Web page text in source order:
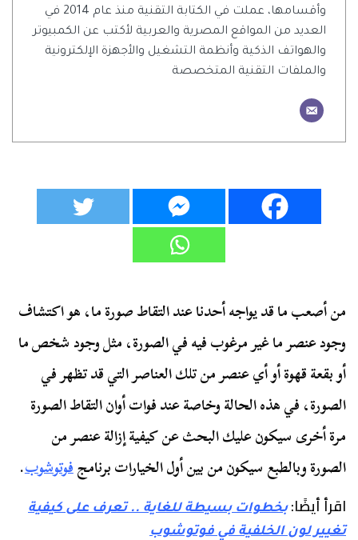
وأقسامها، عملت في الكتابة التقنية منذ عام 2014 في
العديد من المواقع المصرية والعربية لأكتب عن الكمبيوتر
والهواتف الذكية وأنظمة التشغيل والأجهزة الإلكترونية
والملفات التقنية المتخصصة
من أصعب ما قد يواجه أحدنا عند التقاط صورة ما، هو اكتشاف
وجود عنصر ما غير مرغوب فيه في الصورة، مثل وجود شخص ما
أو بقعة قهوة أو أي عنصر من تلك العناصر التي قد تظهر في
الصورة، في هذه الحالة وخاصة عند فوات أوان التقاط الصورة
مرة أخرى سيكون عليك البحث عن كيفية إزالة عنصر من
الصورة وبالطبع سيكون من بين أول الخيارات برنامجفوتوشوب.
اقرأ أيضًا:بخطوات بسيطة للغاية .. تعرف على كيفية
تغيير لون الخلفية في فوتوشوب